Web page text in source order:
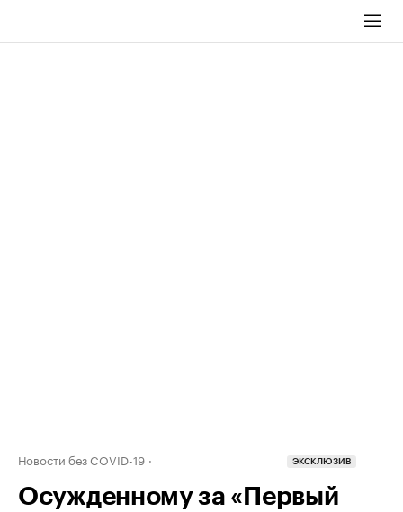
Новости без COVID-19 ЭКСКЛЮЗИВ
Осужденному за «Первый